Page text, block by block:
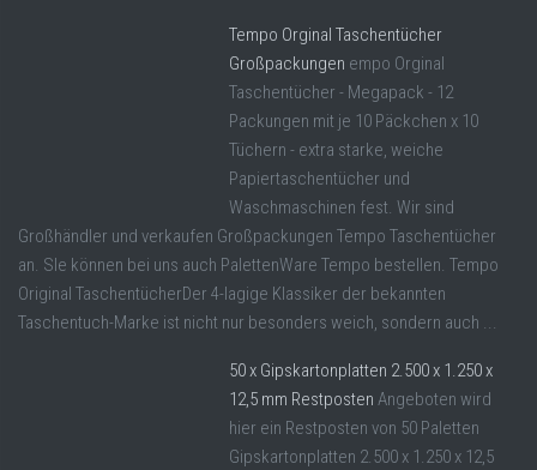
Tempo Orginal Taschentücher
Großpackungen empo Orginal
Taschentücher - Megapack - 12
Packungen mit je 10 Päckchen x 10
Tüchern - extra starke, weiche
Papiertaschentücher und
Waschmaschinen fest. Wir sind
Großhändler und verkaufen Großpackungen Tempo Taschentücher
an. SIe können bei uns auch PalettenWare Tempo bestellen. Tempo
Original TaschentücherDer 4-lagige Klassiker der bekannten
Taschentuch-Marke ist nicht nur besonders weich, sondern auch ...
50 x Gipskartonplatten 2.500 x 1.250 x
12,5 mm Restposten Angeboten wird
hier ein Restposten von 50 Paletten
Gipskartonplatten 2.500 x 1.250 x 12,5